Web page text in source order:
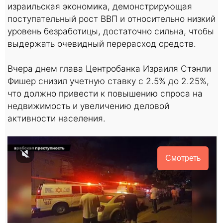
израильская экономика, демонстрирующая
поступательный рост ВВП и относительно низкий
уровень безработицы, достаточно сильна, чтобы
выдержать очевидный перерасход средств.
Вчера днем глава Центробанка Израиля Стэнли
Фишер снизил учетную ставку с 2.5% до 2.25%,
что должно привести к повышению спроса на
недвижимость и увеличению деловой
активности населения.
Смотреть